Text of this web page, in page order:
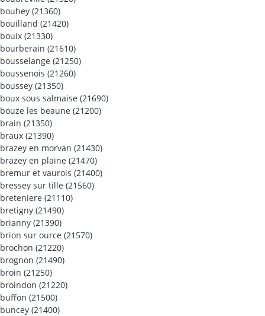
bouhey (21360)
bouilland (21420)
bouix (21330)
bourberain (21610)
bousselange (21250)
boussenois (21260)
boussey (21350)
boux sous salmaise (21690)
bouze les beaune (21200)
brain (21350)
braux (21390)
brazey en morvan (21430)
brazey en plaine (21470)
bremur et vaurois (21400)
bressey sur tille (21560)
breteniere (21110)
bretigny (21490)
brianny (21390)
brion sur ource (21570)
brochon (21220)
brognon (21490)
broin (21250)
broindon (21220)
buffon (21500)
buncey (21400)